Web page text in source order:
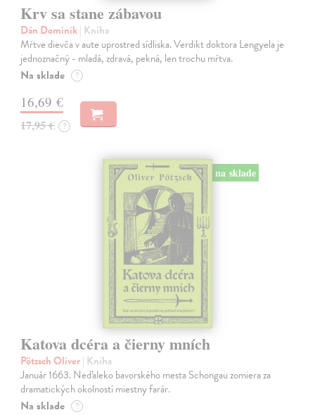
Krv sa stane zábavou
Dán Dominik| Kniha
Mŕtve dievča v aute uprostred sídliska. Verdikt doktora Lengyela je
jednoznačný - mladá, zdravá, pekná, len trochu mŕtva.
Na sklade ?
16,69 €
17,95 € ?
na sklade
Katova dcéra a čierny mních
Pötzsch Oliver| Kniha
Január 1663. Neďaleko bavorského mesta Schongau zomiera za
dramatických okolností miestny farár.
Na sklade ?